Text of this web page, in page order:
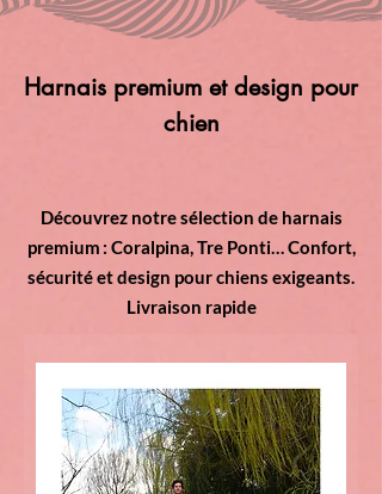
Harnais premium et design pour
chien
Découvrez notre sélection de harnais
premium : Coralpina, Tre Ponti… Confort,
sécurité et design pour chiens exigeants.
Livraison rapide